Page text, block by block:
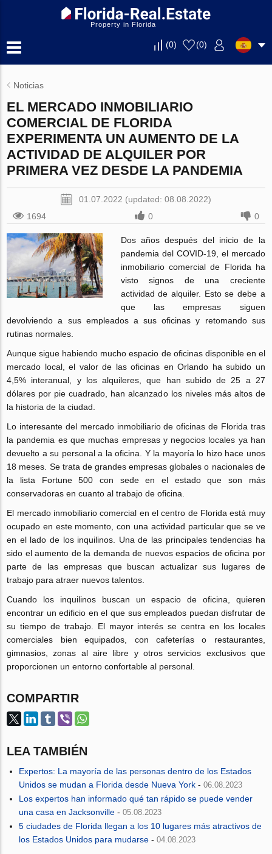
Property in Florida
(0) (0)
Noticias
EL MERCADO INMOBILIARIO
COMERCIAL DE FLORIDA
EXPERIMENTA UN AUMENTO DE LA
ACTIVIDAD DE ALQUILER POR
PRIMERA VEZ DESDE LA PANDEMIA
01.07.2022 (updated: 08.08.2022)
1694
0 0
Dos años después del inicio de la
pandemia del COVID-19, el mercado
inmobiliario comercial de Florida ha
visto signos de una creciente
actividad de alquiler. Esto se debe a
que las empresas siguen
devolviendo a sus empleados a sus oficinas y retomando sus
rutinas normales.
Aunque sigue habiendo mucho espacio de oficinas disponible en el
mercado local, el valor de las oficinas en Orlando ha subido un
4,5% interanual, y los alquileres, que han subido de 25 a 27
dólares por pie cuadrado, han alcanzado los niveles más altos de
la historia de la ciudad.
Lo interesante del mercado inmobiliario de oficinas de Florida tras
la pandemia es que muchas empresas y negocios locales ya han
devuelto a su personal a la oficina. Y la mayoría lo hizo hace unos
18 meses. Se trata de grandes empresas globales o nacionales de
la lista Fortune 500 con sede en el estado que son más
conservadoras en cuanto al trabajo de oficina.
El mercado inmobiliario comercial en el centro de Florida está muy
ocupado en este momento, con una actividad particular que se ve
en el lado de los inquilinos. Una de las principales tendencias ha
sido el aumento de la demanda de nuevos espacios de oficina por
parte de las empresas que buscan actualizar sus lugares de
trabajo para atraer nuevos talentos.
Cuando los inquilinos buscan un espacio de oficina, quieren
encontrar un edificio en el que sus empleados puedan disfrutar de
su tiempo de trabajo. El mayor interés se centra en los locales
comerciales bien equipados, con cafeterías o restaurantes,
gimnasios, zonas al aire libre y otros servicios exclusivos que
proporcionen un entorno confortable al personal.
COMPARTIR
LEA TAMBIÉN
Expertos: La mayoría de las personas dentro de los Estados
Unidos se mudan a Florida desde Nueva York -06.08.2023
Los expertos han informado qué tan rápido se puede vender
una casa en Jacksonville -05.08.2023
5 ciudades de Florida llegan a los 10 lugares más atractivos de
los Estados Unidos para mudarse -04.08.2023